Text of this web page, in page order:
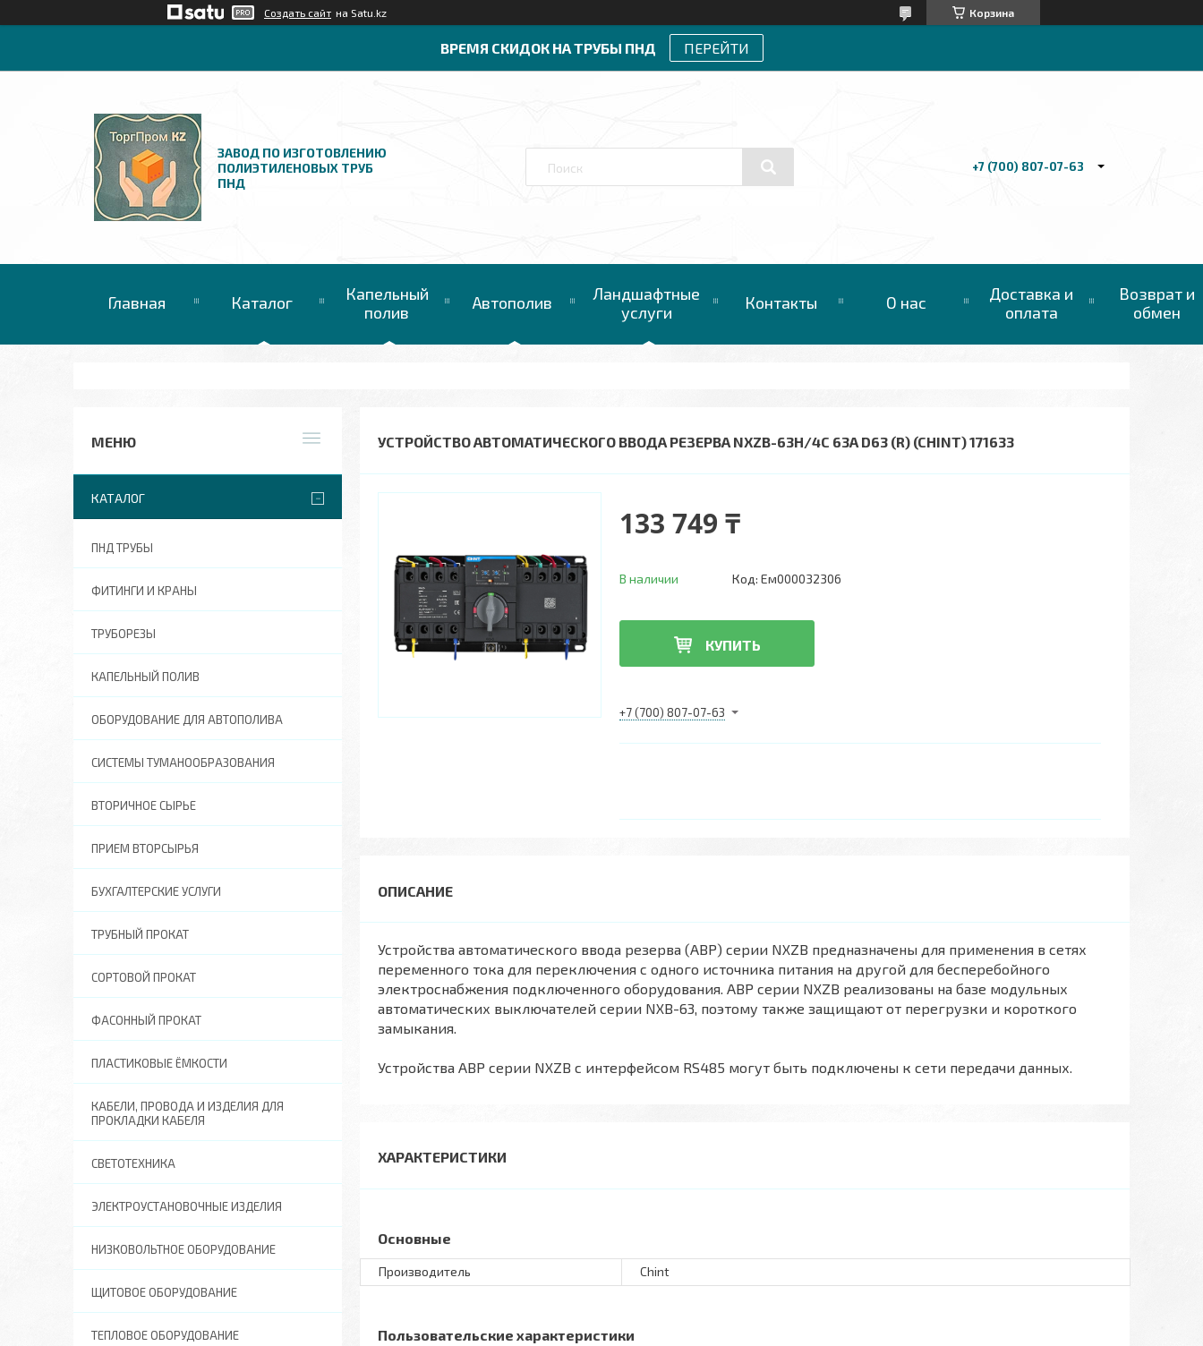
Создать сайт на Satu.kz Корзина
ВРЕМЯ СКИДОК НА ТРУБЫ ПНД ПЕРЕЙТИ
ЗАВОД ПО ИЗГОТОВЛЕНИЮ
ПОЛИЭТИЛЕНОВЫХ ТРУБ
ПНД
+7 (700) 807-07-63
Главная Каталог
Капельный
полив
Автополив
Ландшафтные
услуги
Контакты О нас
Доставка и
оплата
Возврат и
обмен
УСТРОЙСТВО АВТОМАТИЧЕСКОГО ВВОДА РЕЗЕРВА NXZB-63H/4C 63A D63 (R) (CHINT) 171633
133 749 ₸
В наличии Код: Ем000032306
КУПИТЬ
+7 (700) 807-07-63
Устройства автоматического ввода резерва (АВР) серии NXZB предназначены для применения в сетях
переменного тока для переключения с одного источника питания на другой для бесперебойного
электроснабжения подключенного оборудования. АВР серии NXZB реализованы на базе модульных
автоматических выключателей серии NXB-63, поэтому также защищают от перегрузки и короткого
замыкания.
Устройства АВР серии NXZB с интерфейсом RS485 могут быть подключены к сети передачи данных.
ХАРАКТЕРИСТИКИ
Основные
Производитель Chint
Пользовательские характеристики
КАТАЛОГ
ПНД ТРУБЫ
ФИТИНГИ И КРАНЫ
ТРУБОРЕЗЫ
КАПЕЛЬНЫЙ ПОЛИВ
ОБОРУДОВАНИЕ ДЛЯ АВТОПОЛИВА
СИСТЕМЫ ТУМАНООБРАЗОВАНИЯ
ВТОРИЧНОЕ СЫРЬЕ
ПРИЕМ ВТОРСЫРЬЯ
БУХГАЛТЕРСКИЕ УСЛУГИ
ТРУБНЫЙ ПРОКАТ
СОРТОВОЙ ПРОКАТ
ФАСОННЫЙ ПРОКАТ
ПЛАСТИКОВЫЕ ЁМКОСТИ
КАБЕЛИ, ПРОВОДА И ИЗДЕЛИЯ ДЛЯ
ПРОКЛАДКИ КАБЕЛЯ
СВЕТОТЕХНИКА
ЭЛЕКТРОУСТАНОВОЧНЫЕ ИЗДЕЛИЯ
НИЗКОВОЛЬТНОЕ ОБОРУДОВАНИЕ
ЩИТОВОЕ ОБОРУДОВАНИЕ
ТЕПЛОВОЕ ОБОРУДОВАНИЕ